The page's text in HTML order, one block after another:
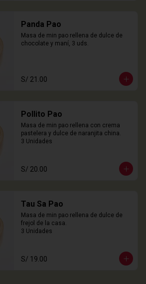
Panda Pao
Masa de min pao rellena de dulce de
chocolate y maní, 3 uds.
S/ 21.00
Pollito Pao
Masa de min pao rellena con crema
pastelera y dulce de naranjita china.
3 Unidades
S/ 20.00
Tau Sa Pao
Masa de min pao rellena de dulce de
frejol de la casa.
3 Unidades
S/ 19.00